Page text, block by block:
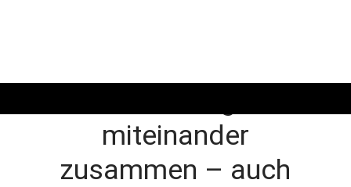
miteinander
zusammen – auch